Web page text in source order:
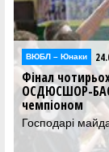
Відео
Фінал
Дивіться
чотирьох